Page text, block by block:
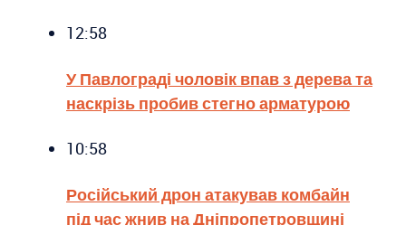
12:58
У Павлограді чоловік впав з дерева та
наскрізь пробив стегно арматурою
10:58
Російський дрон атакував комбайн
під час жнив на Дніпропетровщині